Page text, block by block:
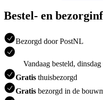
Bestel- en
Bezorgd door PostNL
Vandaag besteld,
Gratis thuisbezorgd
Gratis bezorgd in de